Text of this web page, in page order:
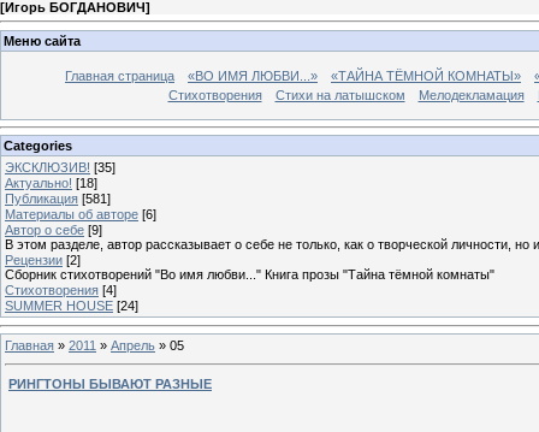
[Игорь БОГДАНОВИЧ]
Меню сайта
Главная страница «ВО ИМЯ ЛЮБВИ...» «ТАЙНА ТЁМНОЙ КОМНАТЫ»
Стихотворения
Стихи на латышском Мелодекламация
Categories
ЭКСКЛЮЗИВ! [35]
Актуально! [18]
Публикация [581]
Материалы об авторе [6]
Автор о себе [9]
В этом разделе, автор рассказывает о себе не только, как о творческой личности,
Рецензии [2]
Сборник стихотворений "Во имя любви..." Книга прозы "Тайна тёмной комнаты"
Стихотворения [4]
SUMMER HOUSE [24]
Главная » 2011 » Апрель » 05
РИНГТОНЫ БЫВАЮТ РАЗНЫЕ